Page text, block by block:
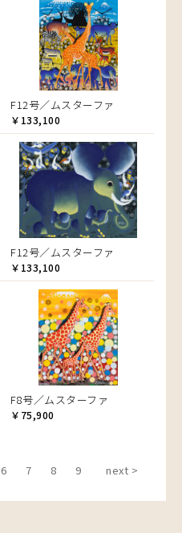
F12号／ムスターファ
￥133,100
F12号／ムスターファ
￥133,100
F8号／ムスターファ
￥75,900
6 7 8 9 next >